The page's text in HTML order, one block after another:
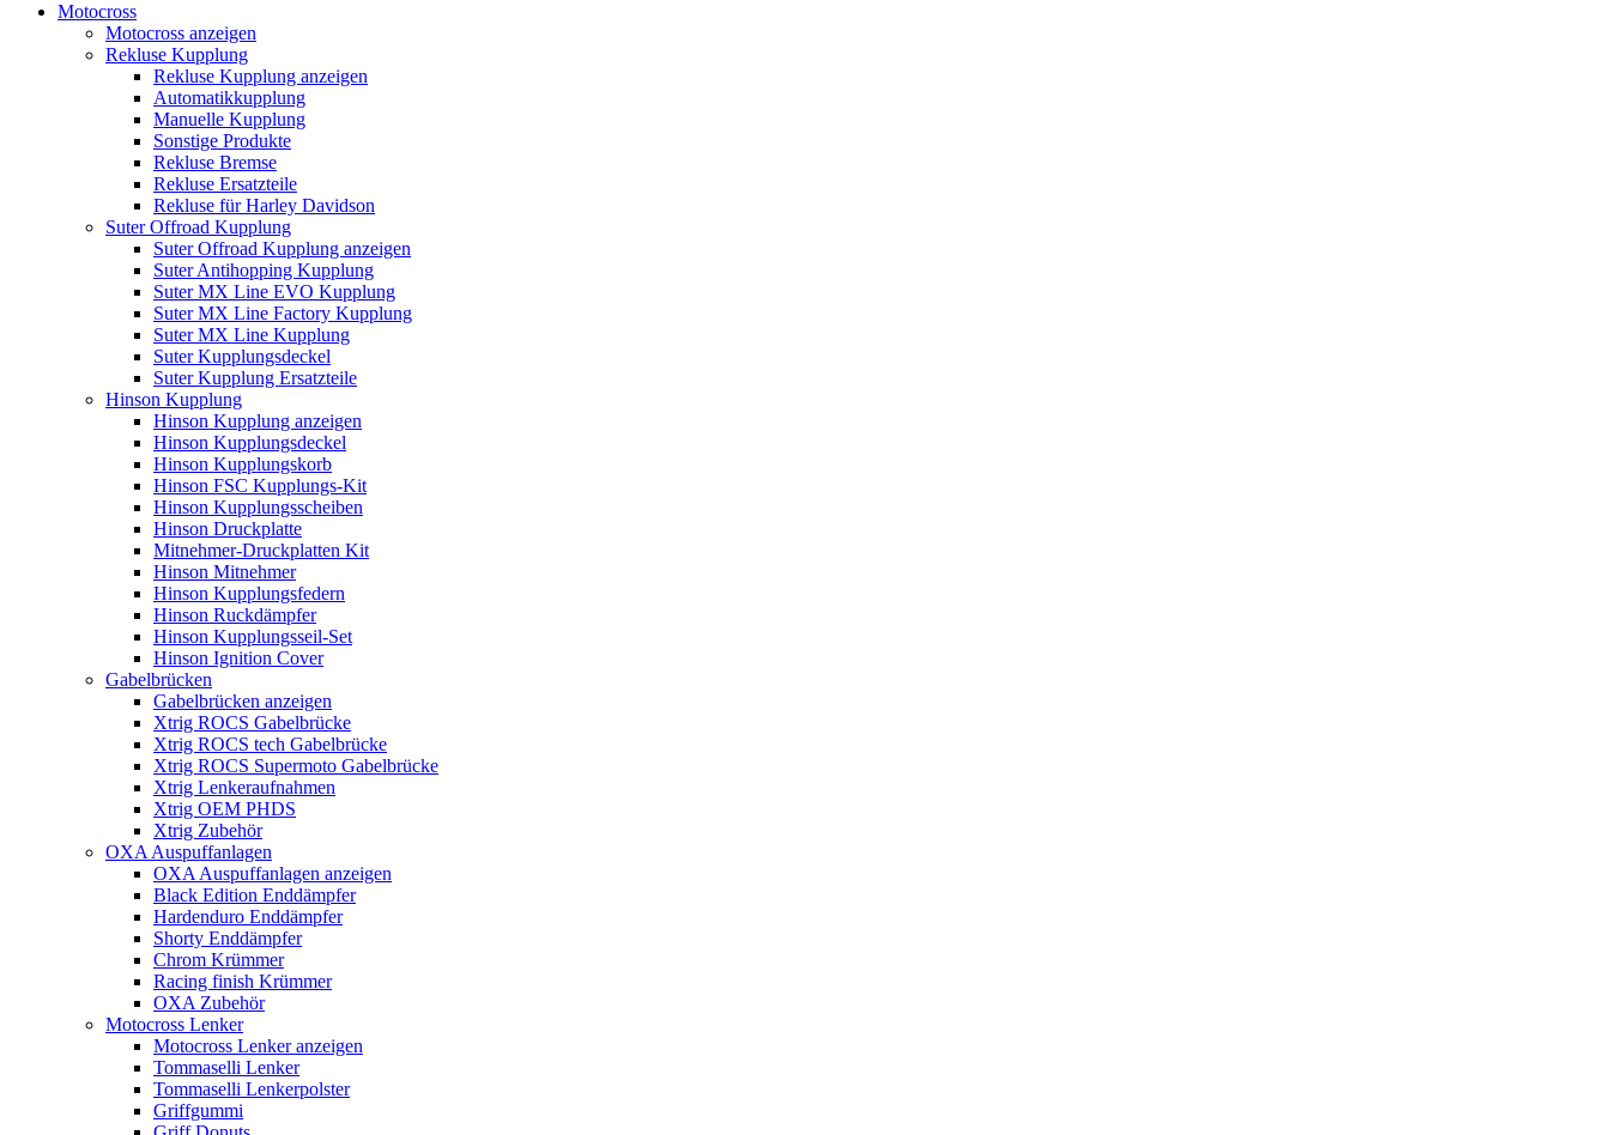
Motocross
Motocross anzeigen
Rekluse Kupplung
Rekluse Kupplung anzeigen
Automatikkupplung
Manuelle Kupplung
Sonstige Produkte
Rekluse Bremse
Rekluse Ersatzteile
Rekluse für Harley Davidson
Suter Offroad Kupplung
Suter Offroad Kupplung anzeigen
Suter Antihopping Kupplung
Suter MX Line EVO Kupplung
Suter MX Line Factory Kupplung
Suter MX Line Kupplung
Suter Kupplungsdeckel
Suter Kupplung Ersatzteile
Hinson Kupplung
Hinson Kupplung anzeigen
Hinson Kupplungsdeckel
Hinson Kupplungskorb
Hinson FSC Kupplungs-Kit
Hinson Kupplungsscheiben
Hinson Druckplatte
Mitnehmer-Druckplatten Kit
Hinson Mitnehmer
Hinson Kupplungsfedern
Hinson Ruckdämpfer
Hinson Kupplungsseil-Set
Hinson Ignition Cover
Gabelbrücken
Gabelbrücken anzeigen
Xtrig ROCS Gabelbrücke
Xtrig ROCS tech Gabelbrücke
Xtrig ROCS Supermoto Gabelbrücke
Xtrig Lenkeraufnahmen
Xtrig OEM PHDS
Xtrig Zubehör
OXA Auspuffanlagen
OXA Auspuffanlagen anzeigen
Black Edition Enddämpfer
Hardenduro Enddämpfer
Shorty Enddämpfer
Chrom Krümmer
Racing finish Krümmer
OXA Zubehör
Motocross Lenker
Motocross Lenker anzeigen
Tommaselli Lenker
Tommaselli Lenkerpolster
Griffgummi